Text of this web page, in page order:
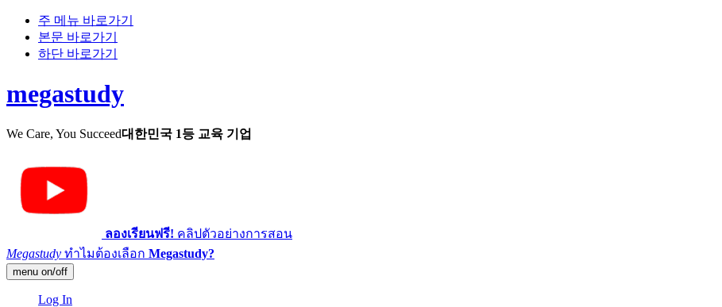
주 메뉴 바로가기
본문 바로가기
하단 바로가기
megastudy
We Care, You Succeed대한민국 1등 교육 기업
ลองเรียนฟรี! คลิปตัวอย่างการสอน
Megastudy ทำไมต้องเลือก Megastudy?
menu on/off
Log In